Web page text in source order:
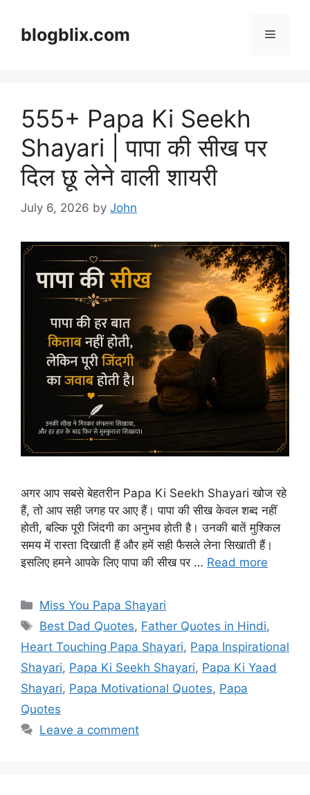
contentblogblix.com Menu
555+ Papa Ki Seekh
Shayari | पापा की सीख पर
दिल छू लेने वाली शायरी
July 6, 2026 by John
अगर आप सबसे बेहतरीन Papa Ki Seekh Shayari खोज रहे
हैं, तो आप सही जगह पर आए हैं। पापा की सीख केवल शब्द नहीं
होती, बल्कि पूरी जिंदगी का अनुभव होती है। उनकी बातें मुश्किल
समय में रास्ता दिखाती हैं और हमें सही फैसले लेना सिखाती हैं।
इसलिए हमने आपके लिए पापा की सीख पर … Read more
Categories
Miss You Papa Shayari
Tags
Best Dad Quotes, Father Quotes in Hindi,
Heart Touching Papa Shayari, Papa Inspirational
Shayari, Papa Ki Seekh Shayari, Papa Ki Yaad
Shayari, Papa Motivational Quotes, Papa
Quotes
Leave a comment